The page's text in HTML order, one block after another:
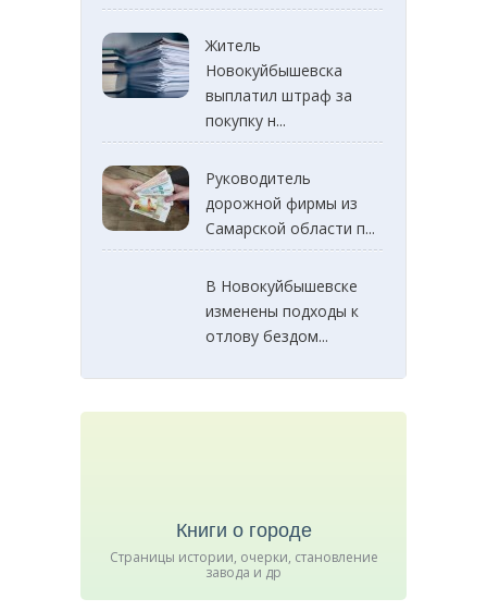
Житель
Новокуйбышевска
выплатил штраф за
покупку н...
Руководитель
дорожной фирмы из
Самарской области п...
В Новокуйбышевске
изменены подходы к
отлову бездом...
Книги о городе
Страницы истории, очерки, становление
завода и др